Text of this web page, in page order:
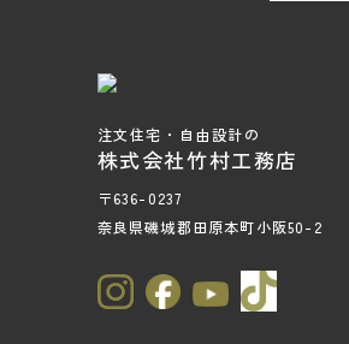
注文住宅・自由設計の
株式会社竹村工務店
〒636-0237
奈良県磯城郡田原本町小阪50-2